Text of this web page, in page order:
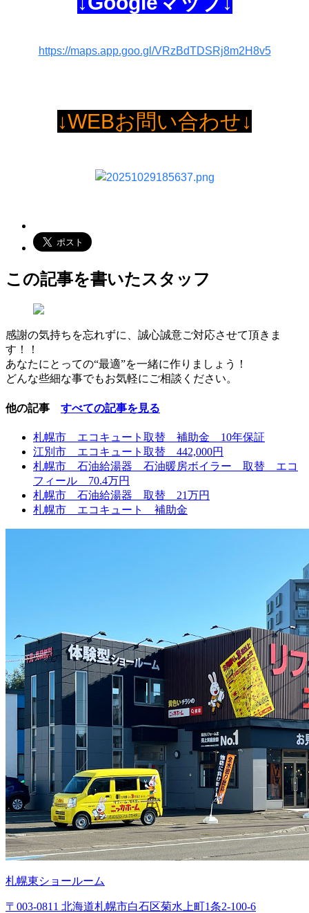
https://maps.app.goo.gl/VRzBdTDSRj8m2H8v5
↓WEBお問い合わせ↓
この記事を書いたスタッフ
感謝の気持ちを忘れずに、誠心誠意ご対応させて頂きま
す！！
あなたにとっての“最適”を一緒に作りましょう！
どんな些細な事でもお気軽にご相談ください。
他の記事 すべての記事を見る
札幌市 エコキュート取替 補助金 10年保証
江別市 エコキュート取替 442,000円
札幌市 石油給湯器 石油暖房ボイラー 取替 エコ
フィール 70.4万円
札幌市 石油給湯器 取替 21万円
札幌市 エコキュート 補助金
札幌東ショールーム
〒003-0811 北海道札幌市白石区菊水上町1条2-100-6